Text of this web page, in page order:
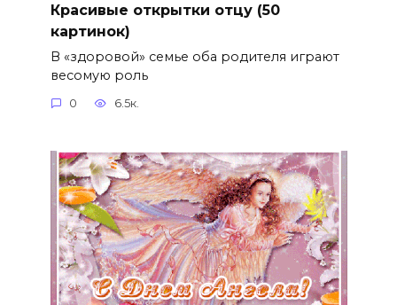
Красивые открытки отцу (50
картинок)
В «здоровой» семье оба родителя играют
весомую роль
0 6.5к.